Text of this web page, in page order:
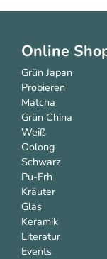
Online
Grün Japan
Probieren
Matcha
Grün China
Weiß
Oolong
Schwarz
Pu-Erh
Kräuter
Glas
Keramik
Literatur
Events